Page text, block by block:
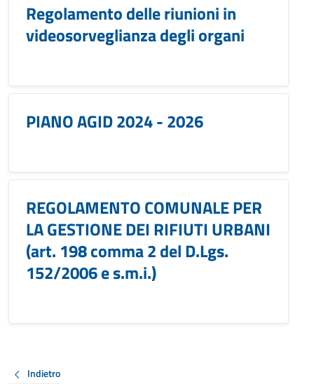
Regolamento delle riunioni in
videosorveglianza degli organi
PIANO AGID 2024 - 2026
REGOLAMENTO COMUNALE PER
LA GESTIONE DEI RIFIUTI URBANI
(art. 198 comma 2 del D.Lgs.
152/2006 e s.m.i.)
Indietro